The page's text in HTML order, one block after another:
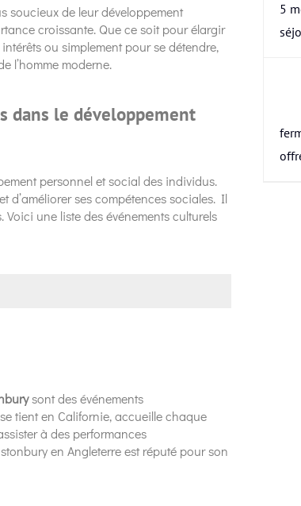
soucieux de leur développement
croissante. Que ce soit pour élargir
ou simplement pour se détendre,
l’homme moderne.
dans le développement
personnel et social des individus.
d’améliorer ses compétences sociales. Il
une liste des événements culturels
sont des événements
tient en Californie, accueille chaque
à des performances
en Angleterre est réputé pour son
5